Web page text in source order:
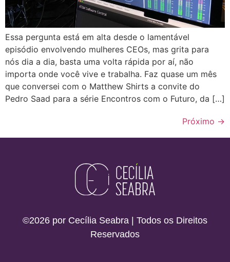
Essa pergunta está em alta desde o lamentável
episódio envolvendo mulheres CEOs, mas grita para
nós dia a dia, basta uma volta rápida por aí, não
importa onde você vive e trabalha. Faz quase um mês
que conversei com o Matthew Shirts a convite do
Pedro Saad para a série Encontros com o Futuro, da […]
Próximo →
©2026 por Cecília Seabra | Todos os Direitos
Reservados